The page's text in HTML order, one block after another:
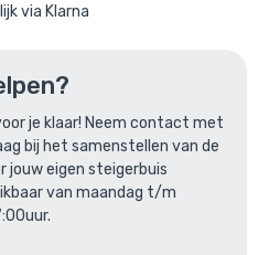
via Klarna
je klaar! Neem contact met
bij het samenstellen van de
jouw eigen steigerbuis
van maandag t/m
wordt vaak